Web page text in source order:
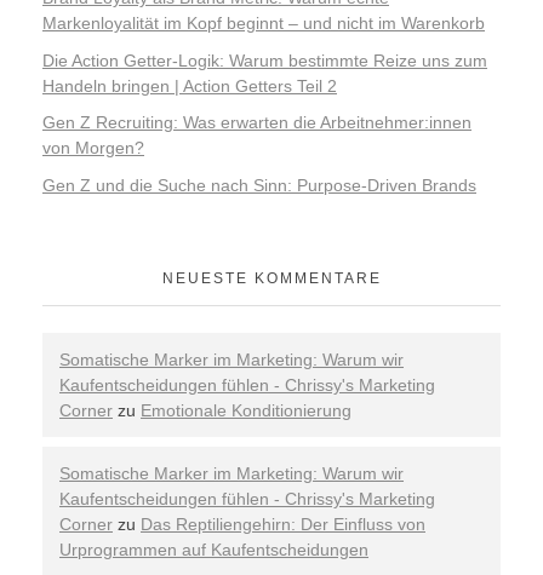
Markenloyalität im Kopf beginnt – und nicht im Warenkorb
Die Action Getter-Logik: Warum bestimmte Reize uns zum
Handeln bringen | Action Getters Teil 2
Gen Z Recruiting: Was erwarten die Arbeitnehmer:innen
von Morgen?
Gen Z und die Suche nach Sinn: Purpose-Driven Brands
NEUESTE KOMMENTARE
Somatische Marker im Marketing: Warum wir
Kaufentscheidungen fühlen - Chrissy's Marketing
Corner zu Emotionale Konditionierung
Somatische Marker im Marketing: Warum wir
Kaufentscheidungen fühlen - Chrissy's Marketing
Corner zu Das Reptiliengehirn: Der Einfluss von
Urprogrammen auf Kaufentscheidungen